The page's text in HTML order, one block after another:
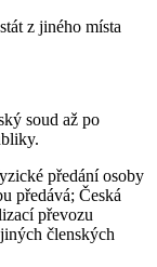
z jiného místa
soud až po
předání osoby
předává; Česká
převozu
členských